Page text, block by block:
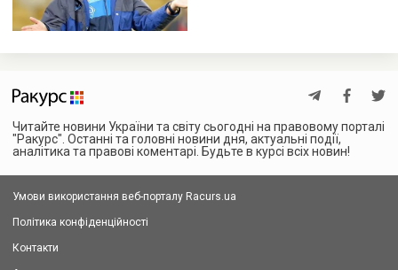
Читайте новини України та світу сьогодні на правовому порталі
"Ракурс". Останні та головні новини дня, актуальні події,
аналітика та правові коментарі. Будьте в курсі всіх новин!
Умови використання веб-порталу Racurs.ua
Політика конфіденційності
Контакти